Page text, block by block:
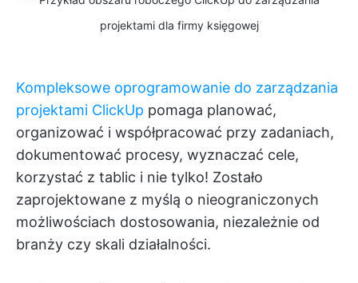
projektami dla firmy księgowej
Kompleksowe oprogramowanie do zarządzania
projektami ClickUp pomaga planować,
organizować i współpracować przy zadaniach,
dokumentować procesy, wyznaczać cele,
korzystać z tablic i nie tylko! Zostało
zaprojektowane z myślą o nieograniczonych
możliwościach dostosowania, niezależnie od
branży czy skali działalności.